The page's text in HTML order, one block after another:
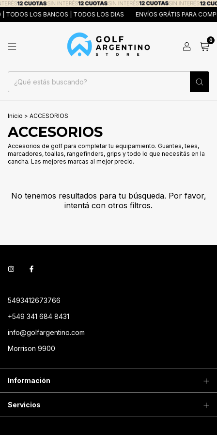
TODOS LOS BANCOS | TODOS LOS DIAS ENVÍOS GRÁTIS PARA
0
Inicio > ACCESORIOS
ACCESORIOS
Accesorios de golf para completar tu equipamiento. Guantes, tees,
marcadores, toallas, rangefinders, grips y todo lo que necesitás en la
cancha. Las mejores marcas al mejor precio.
No tenemos resultados para tu búsqueda. Por favor,
intentá con otros filtros.
5493412673766
+549 341 684 8431
info@golfargentino.com
Morrison 9900
Información
Servicios